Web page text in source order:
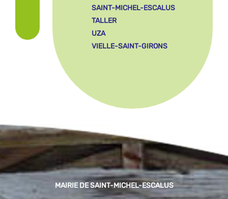
SAINT-MICHEL-ESCALUS
TALLER
UZA
VIELLE-SAINT-GIRONS
MAIRIE DE SAINT-MICHEL-ESCALUS